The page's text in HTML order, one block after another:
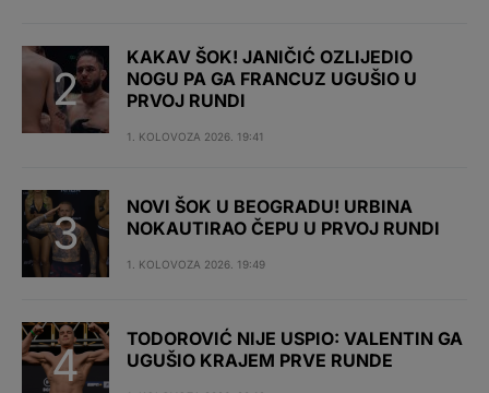
KAKAV ŠOK! JANIČIĆ OZLIJEDIO
NOGU PA GA FRANCUZ UGUŠIO U
PRVOJ RUNDI
1. KOLOVOZA 2026. 19:41
NOVI ŠOK U BEOGRADU! URBINA
NOKAUTIRAO ČEPU U PRVOJ RUNDI
1. KOLOVOZA 2026. 19:49
TODOROVIĆ NIJE USPIO: VALENTIN GA
UGUŠIO KRAJEM PRVE RUNDE